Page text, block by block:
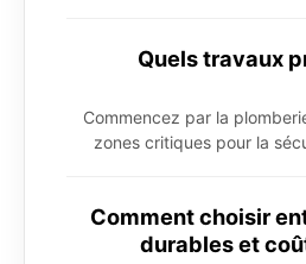
Quels travaux
Commencez par la
zones critiques pour la
Comment choisir
durables et